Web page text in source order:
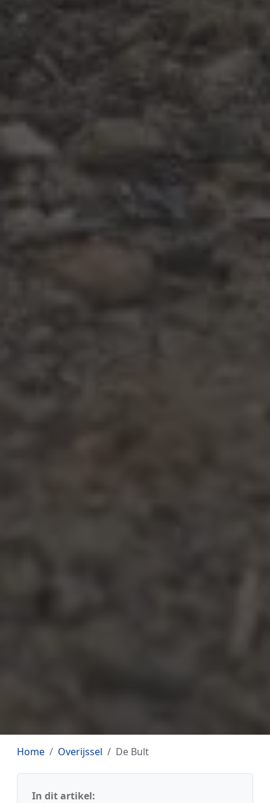
Home Overijssel De Bult
In dit artikel: